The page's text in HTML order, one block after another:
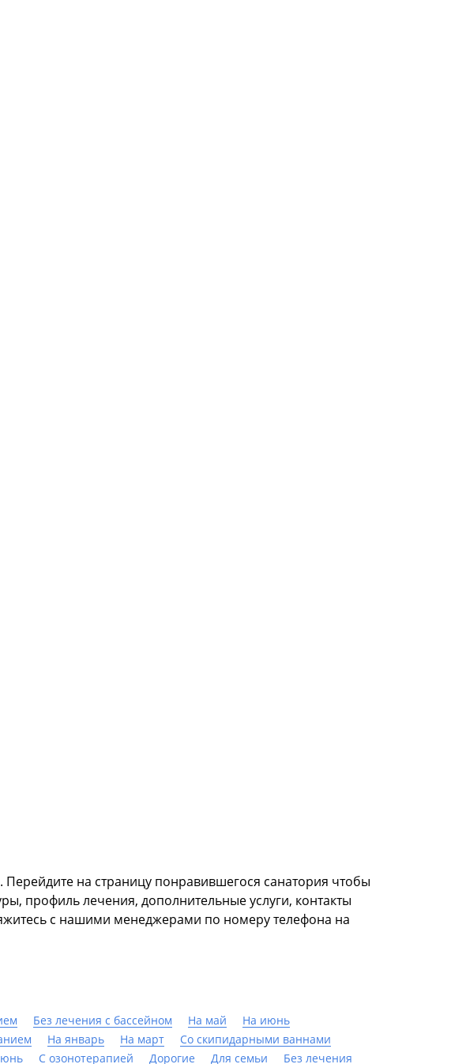
на страницу понравившегося санатория чтобы
профиль лечения, дополнительные услуги, контакты
с нашими менеджерами по номеру телефона на
Без лечения с бассейном На май
На июнь
На январь На март
Со скипидарными ваннами
С озонотерапией Дорогие Для семьи Без лечения